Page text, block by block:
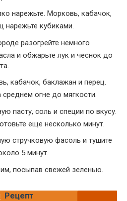
нарежьте. Морковь, кабачок,
нарежьте кубиками.
разогрейте немного
и обжарьте лук и чеснок до
кабачок, баклажан и перец.
огне до мягкости.
пасту, соль и специи по вкусу.
еще несколько минут.
стручковую фасоль и тушите
5 минут.
посыпав свежей зеленью.
Рецепт